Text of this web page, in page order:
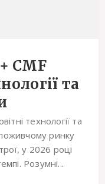
CMF
та
технології та
ринку
у 2026 році
Розумні...